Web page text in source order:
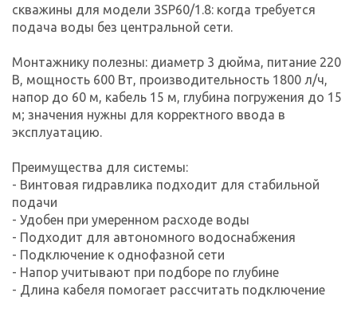
скважины для модели 3SP60/1.8: когда требуется
подача воды без центральной сети.
Монтажнику полезны: диаметр 3 дюйма, питание 220
В, мощность 600 Вт, производительность 1800 л/ч,
напор до 60 м, кабель 15 м, глубина погружения до 15
м; значения нужны для корректного ввода в
эксплуатацию.
Преимущества для системы:
- Винтовая гидравлика подходит для стабильной
подачи
- Удобен при умеренном расходе воды
- Подходит для автономного водоснабжения
- Подключение к однофазной сети
- Напор учитывают при подборе по глубине
- Длина кабеля помогает рассчитать подключение